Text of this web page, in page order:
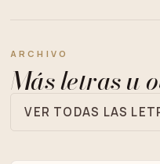
ARCHIVO
Más letras u
VER TODAS LAS